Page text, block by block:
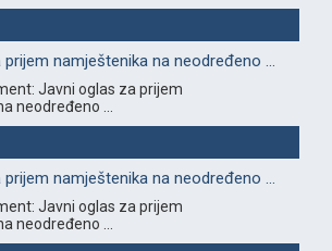
namještenika na neodređeno ...
Javni oglas za prijem
neodređeno ...
namještenika na neodređeno ...
Javni oglas za prijem
neodređeno ...